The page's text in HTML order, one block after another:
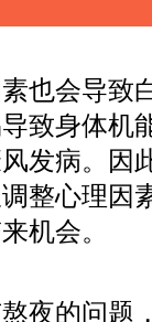
会导致
致身体机
发病。因
整心理因
机会。
的问题